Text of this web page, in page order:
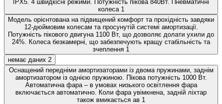
IPX5. 4 швидкісні режими. Потужність пікова 840Вт. Пневматичні
колеса 1
Модель орієнтована на підвищений комфорт та прохідність завдяки
12-дюймовим колесам та просунутій системі амортизації.
Потужність пікового двигуна 1100 Вт, що дозволяє долати ухили до
24%. Колеса безкамерні, що забезпечують кращу стабільність та
зчеплення 1
немає даних 2
Оснащений передніми амортизаторами із двома пружинами, заднім
амортизатором із однією пружиною. Пікова потужність 1000 Вт.
Автоматична фара – в умовах низького освітлення фара
включається автоматично. Коли фара увімкнена, задній ліхтар
також вмикається ав 1